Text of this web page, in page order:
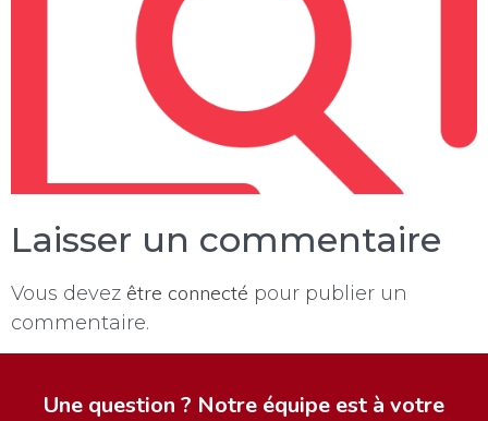
Laisser un commentaire
Vous devez être connecté pour publier un
commentaire.
Une question ? Notre équipe est à votre